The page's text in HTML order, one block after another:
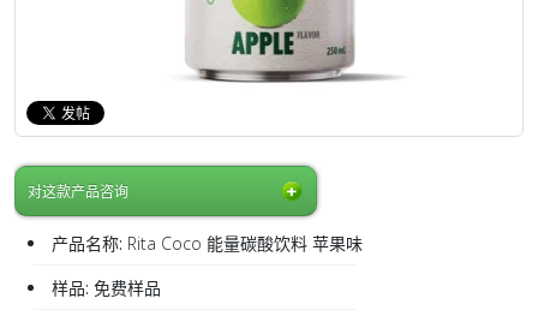
对这款产品咨询
产品名称: Rita Coco 能量碳酸饮料 苹果味
样品: 免费样品